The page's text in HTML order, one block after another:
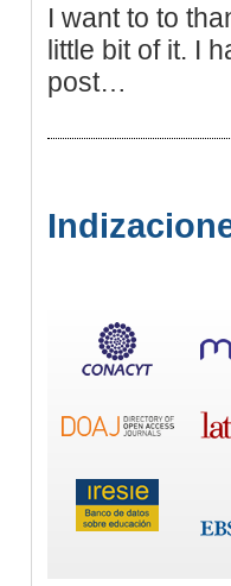
I want to to
little bit of it. I
post…